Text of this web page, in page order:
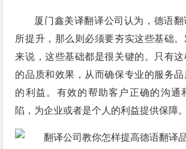
厦门鑫美译翻译公司认为，德语
所提升，那么则必须要夯实这些基础
来说，这些基础都是很关键的。只有
的品质和效果，从而确保专业的服务
的利益。有效的帮助客户正确的沟通
陷，为企业或者是个人的利益提供保障。